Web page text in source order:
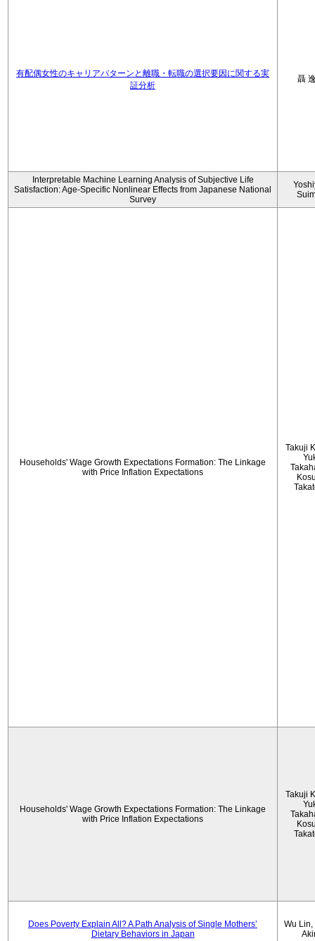
有配偶女性のキャリアパターンと離職・転職の選択要因に関する実
証分析
聶
Interpretable Machine Learning Analysis of Subjective Life
Satisfaction: Age-Specific Nonlinear Effects from Japanese National
Survey
Households' Wage Growth Expectations Formation: The Linkage
with Price Inflation Expectations
Takuji
Households' Wage Growth Expectations Formation: The Linkage
with Price Inflation Expectations
Takuji
Does Poverty Explain All? A Path Analysis of Single Mothers’
Dietary Behaviors in Japan
Wu Lin,